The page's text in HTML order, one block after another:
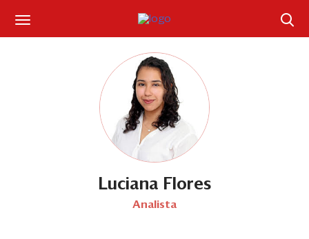
¿Qué está pasando?
Sectores y EmpresasLuciana Flores
Analista